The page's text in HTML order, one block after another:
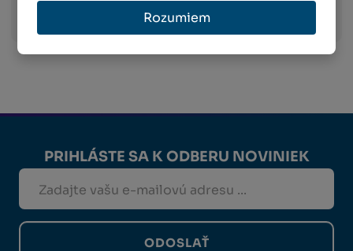
Rozumiem
Viac informácií o preprave
PRIHLÁSTE SA K ODBERU NOVINIEK
ODOSLAŤ